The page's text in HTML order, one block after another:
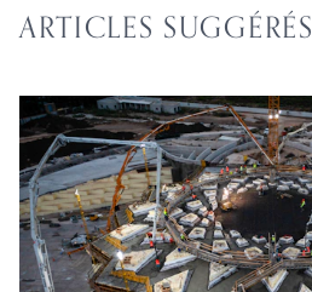
ARTICLES SUGGÉRÉS